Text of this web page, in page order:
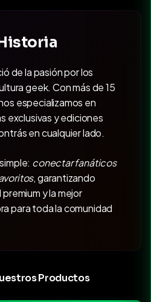
de la pasión por los
geek. Con más de 15
especializamos en
exclusivas y ediciones
en cualquier lado.
conectar fanáticos
, garantizando
y la mejor
para toda la comunidad
Productos